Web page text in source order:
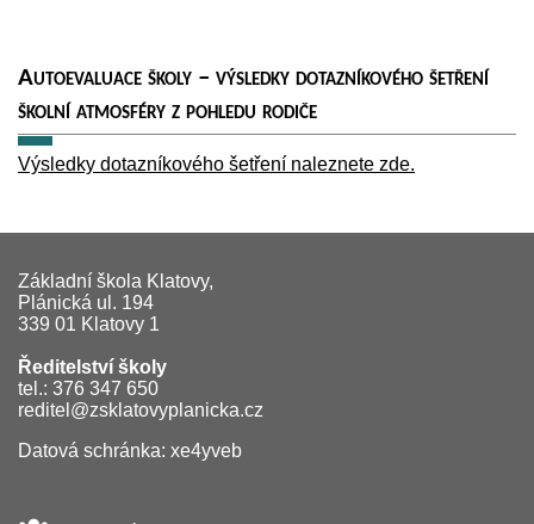
Autoevaluace školy – výsledky dotazníkového šetření
školní atmosféry z pohledu rodiče
Výsledky dotazníkového šetření naleznete zde.
Základní škola Klatovy,
Plánická ul. 194
339 01 Klatovy 1
Ředitelství školy
tel.: 376 347 650
reditel@zsklatovyplanicka.cz
Datová schránka: xe4yveb